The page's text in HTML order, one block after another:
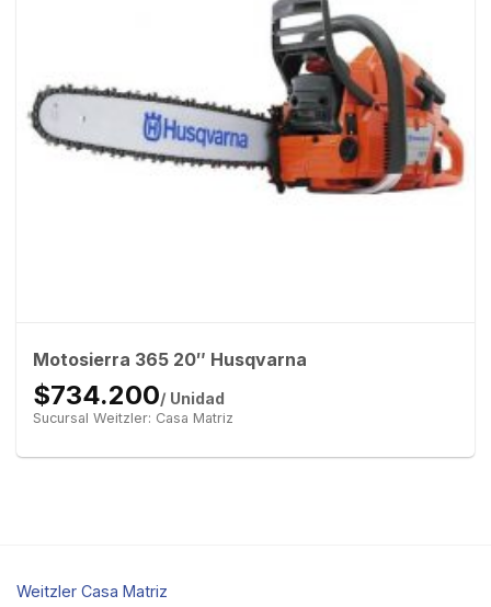
Motosierra 365 20″ Husqvarna
$734.200/ Unidad
Sucursal Weitzler: Casa Matriz
Weitzler Casa Matriz